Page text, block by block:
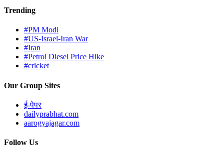
Trending
#PM Modi
#US-Israel-Iran War
#Iran
#Petrol Diesel Price Hike
#cricket
Our Group Sites
ई-पेपर
dailyprabhat.com
aarogyajagar.com
Follow Us